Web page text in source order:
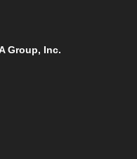
Group, Inc.